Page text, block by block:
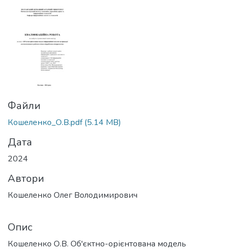
Файли
Кошеленко_О.В.pdf(5.14 MB)
Дата
2024
Автори
Кошеленко Олег Володимирович
Опис
Кошеленко О.В. Об'єктно-орієнтована модель